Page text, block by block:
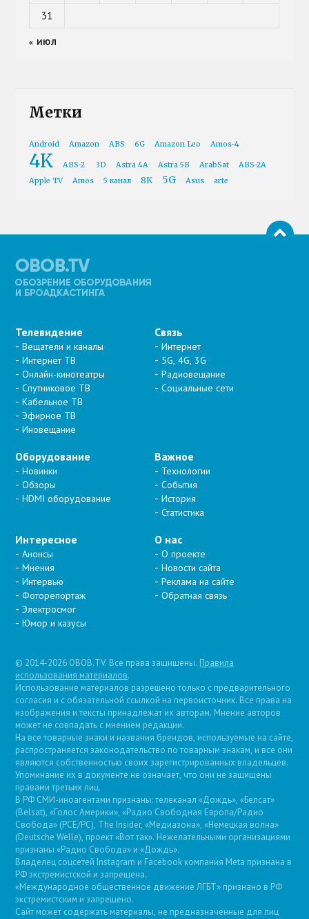
31
« ИЮЛ
Метки
Android Amazon ABS 6G Amazon Leo Amos-4
4K ABS-2 3D Astra 4A Astra 5B ArabSat
ABS-2A
Apple TV
Amos 5 канал 8K 5G Asus arte
Телевидение
Вещатели и каналы
Интернет ТВ
Онлайн-кинотеатры
Спутниковое ТВ
Кабельное ТВ
Эфирное ТВ
Иновещание
Связь
Интернет
5G, 4G, 3G
Радиовещание
Социальные сети
Оборудование
Новинки
Обзоры
HDMI оборудование
Важное
Технологии
События
История
Статистика
Интересное
Анонсы
Мнения
Интервью
Фоторепортаж
Электросмог
Юмор и казусы
О нас
О проекте
Новости сайта
Реклама на сайте
Обратная связь
© 2014-2026 OBOB.TV. Все права защищены. Правила
использования материалов.
Использование материалов разрешено только с предварительного
согласия и с обязательной ссылкой на первоисточник. Все права на
изображения и тексты принадлежат их авторам. Мнение авторов
может не совпадать с мнением редакции.
На все товарные знаки и названия брендов, используемые на сайте,
распространяется законодательство по товарным знакам, и все они
являются собственностью своих зарегистрированных владельцев.
Упоминание их в документе не означает, что они не защищены
правами третьих лиц.
В РФ СМИ-иноагентами признаны: телеканал «Дождь», «Белсат»
(Belsat), «Голос Америки», «Радио Свободная Европа/Радио
Свобода» (PCE/PC), The Insider, «Медиазона», «Немецкая волна»
(Deutsche Welle), проект «Вот так». Нежелательными организациями
признаны «Радио Свобода» и «Дождь».
Владелец соцсетей Instagram и Facebook компания Metа признана в
РФ экстремистской и запрещена.
«Международное общественное движение ЛГБТ» признано в РФ
экстремистским и запрещено.
Сайт может содержать материалы, не предназначенные для лиц